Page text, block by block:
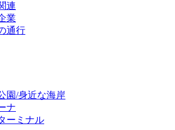
連
業
通行
園/身近な海岸
ナ
ーミナル